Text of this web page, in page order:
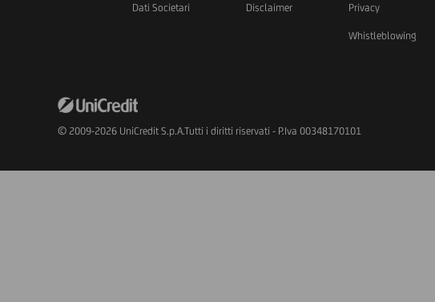
Dati Societari Disclaimer Privacy
Whistleblowing
© 2009-2026 UniCredit S.p.A.Tutti i diritti riservati - P.Iva 00348170101